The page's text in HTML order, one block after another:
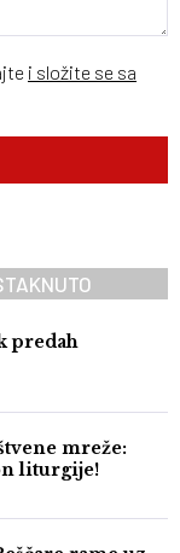
i složite se sa
predah
mreže:
liturgije!